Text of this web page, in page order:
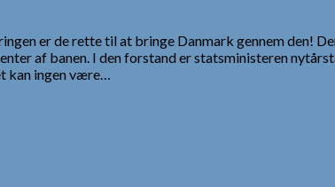
er de rette til at bringe Danmark gennem den!
af banen. I den forstand er statsministeren
kan ingen være…